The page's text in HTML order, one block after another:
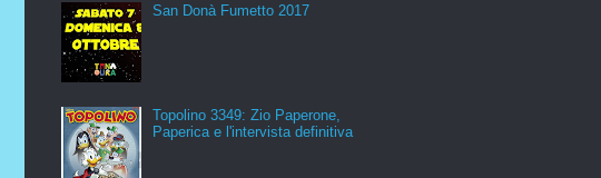
San Donà Fumetto 2017
Topolino 3349: Zio Paperone,
Paperica e l'intervista definitiva